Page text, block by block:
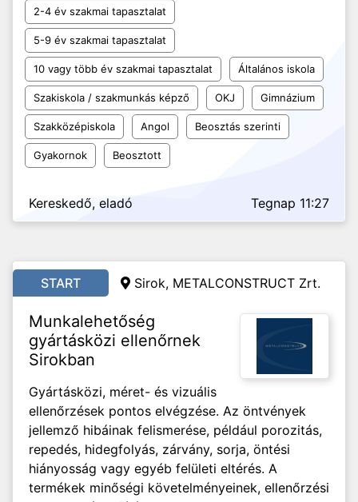
2-4 év szakmai tapasztalat
5-9 év szakmai tapasztalat
10 vagy több év szakmai tapasztalat Általános iskola
Szakiskola / szakmunkás képző OKJ Gimnázium
Szakközépiskola Angol Beosztás szerinti
Gyakornok Beosztott
Kereskedő, eladó Tegnap 11:27
START Sirok, METALCONSTRUCT Zrt.
Munkalehetőség
gyártásközi ellenőrnek
Sirokban
Gyártásközi, méret- és vizuális
ellenőrzések pontos elvégzése. Az öntvények
jellemző hibáinak felismerése, például porozitás,
repedés, hidegfolyás, zárvány, sorja, öntési
hiányosság vagy egyéb felületi eltérés. A
termékek minőségi követelményeinek, ellenőrzési